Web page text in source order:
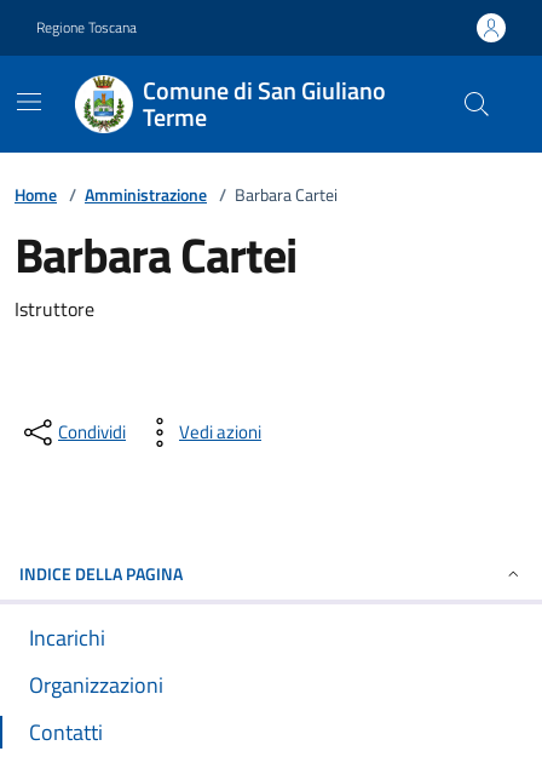
Regione Toscana
Comune di San Giuliano
Terme
Home / Amministrazione / Barbara Cartei
Barbara Cartei
Descrizione breve
Istruttore
Condividi Vedi azioni
INDICE DELLA PAGINA
Incarichi
Organizzazioni
Contatti